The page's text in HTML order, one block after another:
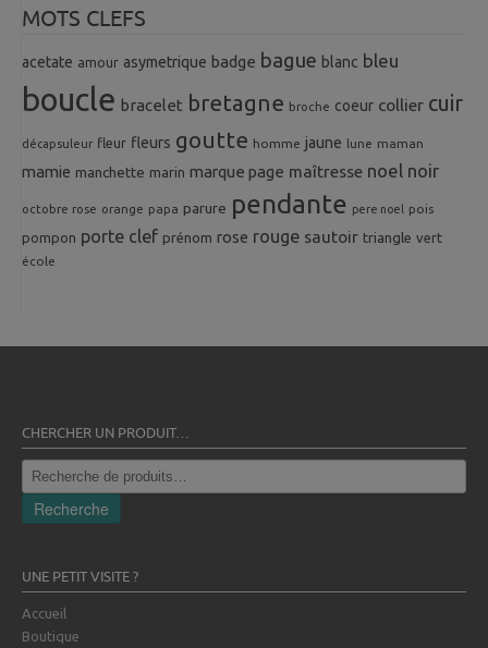
MOTS CLEFS
acetate amour asymetrique badge bague blanc bleu
boucle bracelet bretagne broche coeur collier cuir
décapsuleur fleur fleurs goutte homme jaune lune maman
mamie manchette marin marque page maîtresse noel noir
octobre rose orange papa parure pendante pere noel pois
pompon porte clef prénom rose rouge sautoir triangle vert
école
CHERCHER UN PRODUIT…
Recherche
pour :
Recherche
UNE PETIT VISITE ?
Accueil
Boutique